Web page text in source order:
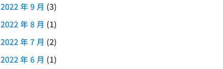
2022 年 9 月 (3)
2022 年 8 月 (1)
2022 年 7 月 (2)
2022 年 6 月 (1)